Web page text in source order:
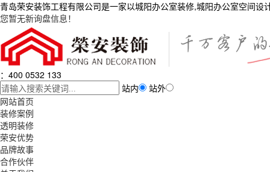
青岛荣安装饰工程有限公司是一家以城阳办公室装修,城阳办公室空间
您暂无新询盘信息！
：400 0532 133
站内
站外
网站首页
装修案例
透明装修
荣安优势
品牌故事
合作伙伴